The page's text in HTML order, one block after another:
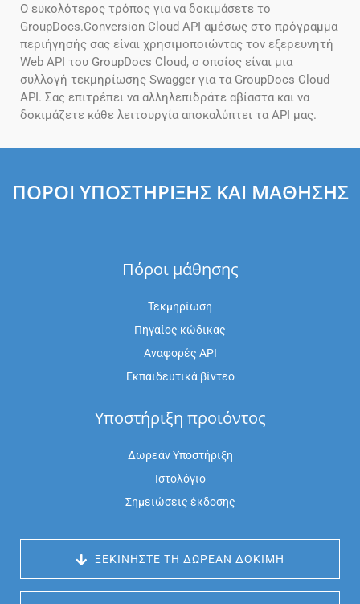
Ο ευκολότερος τρόπος για να δοκιμάσετε το
GroupDocs.Conversion Cloud API αμέσως στο πρόγραμμα
περιήγησής σας είναι χρησιμοποιώντας τον εξερευνητή
Web API του GroupDocs Cloud, ο οποίος είναι μια
συλλογή τεκμηρίωσης Swagger για τα GroupDocs Cloud
API. Σας επιτρέπει να αλληλεπιδράτε αβίαστα και να
δοκιμάζετε κάθε λειτουργία αποκαλύπτει τα API μας.
ΠΌΡΟΙ ΥΠΟΣΤΉΡΙΞΗΣ ΚΑΙ ΜΆΘΗΣΗΣ
Πόροι μάθησης
Τεκμηρίωση
Πηγαίος κώδικας
Αναφορές API
Εκπαιδευτικά βίντεο
Υποστήριξη προιόντος
Δωρεάν Υποστήριξη
Ιστολόγιο
Σημειώσεις έκδοσης
ΞΕΚΙΝΉΣΤΕ ΤΗ ΔΩΡΕΆΝ ΔΟΚΙΜΉ